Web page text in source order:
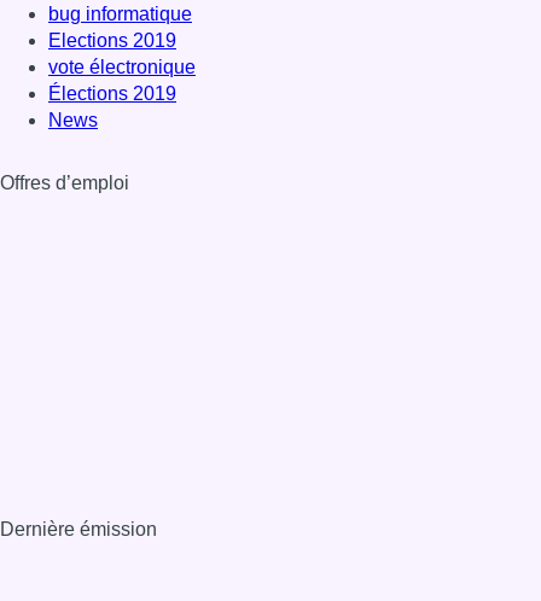
bug informatique
Elections 2019
vote électronique
Élections 2019
News
Offres d’emploi
Dernière émission